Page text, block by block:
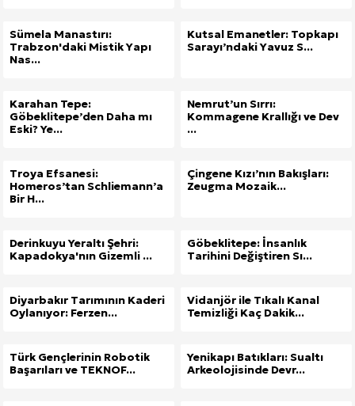
Sümela Manastırı:
Trabzon'daki Mistik Yapı
Nas...
Kutsal Emanetler: Topkapı
Sarayı’ndaki Yavuz S...
Karahan Tepe:
Göbeklitepe’den Daha mı
Eski? Ye...
Nemrut’un Sırrı:
Kommagene Krallığı ve Dev
...
Troya Efsanesi:
Homeros’tan Schliemann’a
Bir H...
Çingene Kızı’nın Bakışları:
Zeugma Mozaik...
Derinkuyu Yeraltı Şehri:
Kapadokya'nın Gizemli ...
Göbeklitepe: İnsanlık
Tarihini Değiştiren Sı...
Diyarbakır Tarımının Kaderi
Oylanıyor: Ferzen...
Vidanjör ile Tıkalı Kanal
Temizliği Kaç Dakik...
Türk Gençlerinin Robotik
Başarıları ve TEKNOF...
Yenikapı Batıkları: Sualtı
Arkeolojisinde Devr...